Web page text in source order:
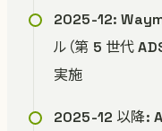
2025-12:
ル（第 5 世代
実施
2025-12 以降: